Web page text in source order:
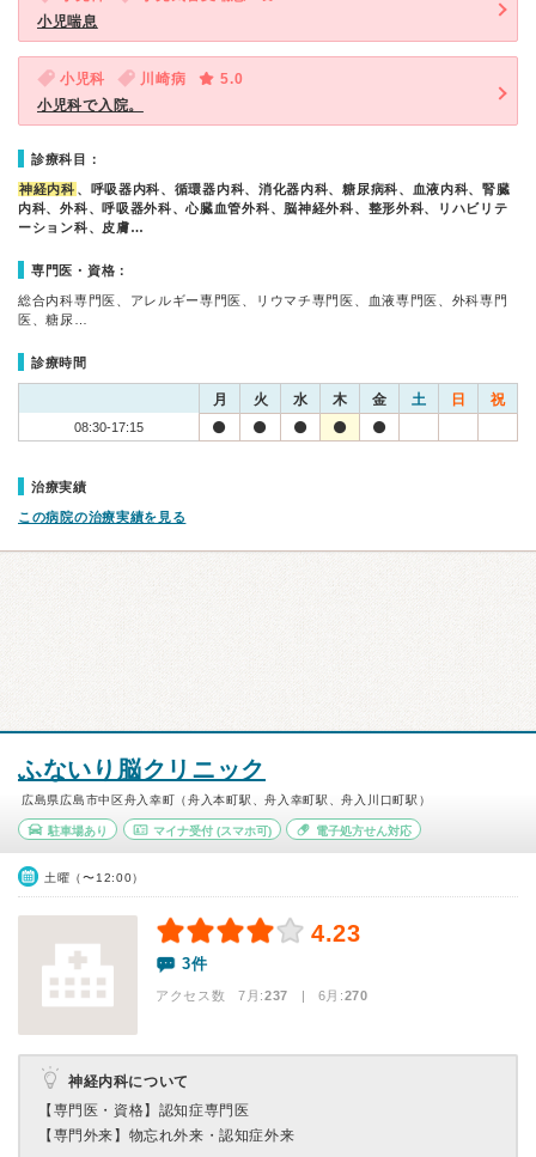
小児喘息
小児科 川崎病
5.0
小児科で入院。
診療科目：
神経内科 、呼吸器内科、循環器内科、消化器内科、糖尿病科、血液内科、腎臓
内科、外科、呼吸器外科、心臓血管外科、脳神経外科、整形外科、リハビリテ
ーション科、皮膚…
専門医・資格：
総合内科専門医、アレルギー専門医、リウマチ専門医、血液専門医、外科専門
医、糖尿…
診療時間
月 火 水 木 金 土 日 祝
08:30-17:15
治療実績
この病院の治療実績を見る
ふないり脳クリニック
広島県広島市中区舟入幸町（舟入本町駅、舟入幸町駅、舟入川口町駅）
駐車場あり マイナ受付(スマホ可) 電子処方せん対応
土曜（〜12:00）
4.23
3件
アクセス数 7月:237 | 6月:270
神経内科について
【専門医・資格】 認知症専門医
【専門外来】 物忘れ外来・認知症外来